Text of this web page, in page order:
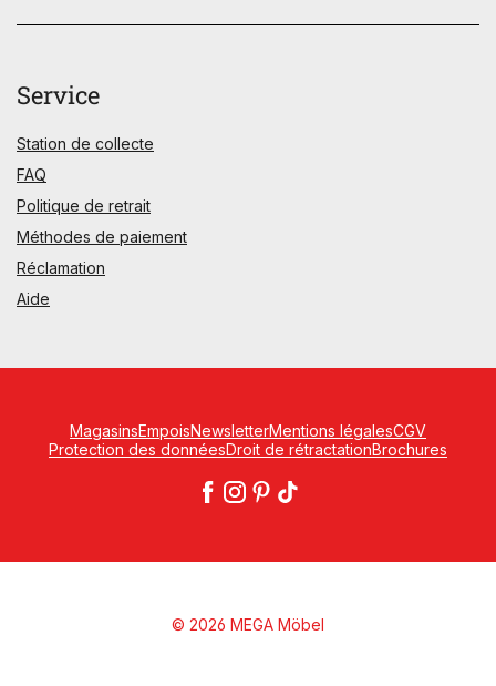
Service
Station de collecte
FAQ
Politique de retrait
Méthodes de paiement
Réclamation
Aide
MagasinsEmpoisNewsletterMentions légalesCGV
Protection des donnéesDroit de rétractationBrochures
© 2026 MEGA Möbel